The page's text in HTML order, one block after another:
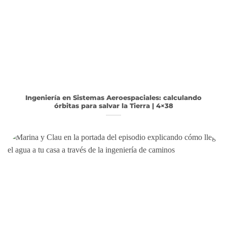
Ingeniería en Sistemas Aeroespaciales: calculando
órbitas para salvar la Tierra | 4×38